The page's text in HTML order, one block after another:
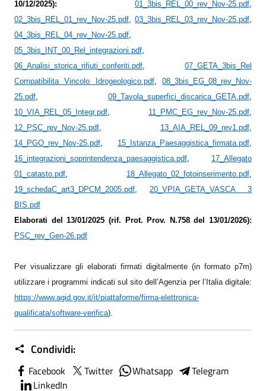
10/12/2025): 01_3bis_REL_00_rev_Nov-25.pdf,
02_3bis_REL_01_rev_Nov-25.pdf, 03_3bis_REL_03_rev_Nov-25.pdf,
04_3bis_REL_04_rev_Nov-25.pdf,
05_3bis_INT_00_Rel_integrazioni.pdf,
06_Analisi_storica_rifiuti_conferiti.pdf, 07_GETA_3bis_Rel
Compatibilita Vincolo Idrogeologico.pdf,08_3bis_EG_08_rev_Nov-
25.pdf, 09_Tavola_superfici_discarica_GETA.pdf,
10_VIA_REL_05_Integr.pdf, 11_PMC_EG_rev_Nov-25.pdf,
12_PSC_rev_Nov-25.pdf, 13_AIA_REL_09_rev1.pdf,
14_PGO_rev_Nov-25.pdf, 15_Istanza_Paesaggistica_firmata.pdf,
16_integrazioni_soprintendenza_paesaggistica.pdf, 17_Allegato
01_catasto.pdf, 18_Allegato_02_fotoinserimento.pdf,
19_schedaC_art3_DPCM_2005.pdf, 20_VPIA_GETA_VASCA 3
BIS.pdf
Elaborati del 13/01/2025 (rif. Prot. Prov. N.758 del 13/01/2026):
PSC_rev_Gen-26.pdf
Per visualizzare gli elaborati firmati digitalmente (in formato p7m)
utilizzare i programmi indicati sul sito dell’Agenzia per l’Italia digitale:
https://www.agid.gov.it/it/piattaforme/firma-elettronica-
qualificata/software-verifica).
Condividi:
Facebook Twitter Whatsapp
Telegram
LinkedIn